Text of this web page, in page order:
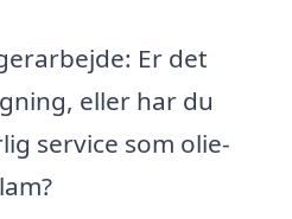
Er det
eller har du
service som olie-